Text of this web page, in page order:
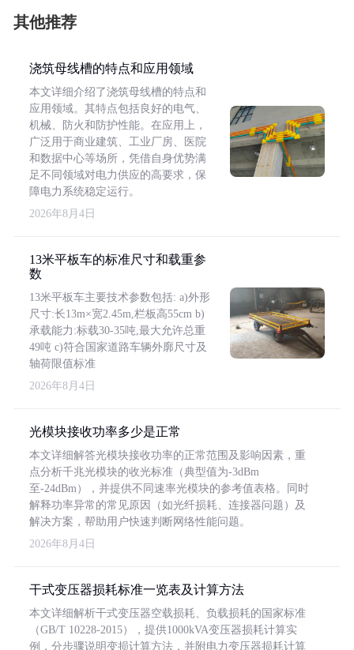
其他推荐
浇筑母线槽的特点和应用领域
本文详细介绍了浇筑母线槽的特点和
应用领域。其特点包括良好的电气、
机械、防火和防护性能。在应用上，
广泛用于商业建筑、工业厂房、医院
和数据中心等场所，凭借自身优势满
足不同领域对电力供应的高要求，保
障电力系统稳定运行。
2026年8月4日
13米平板车的标准尺寸和载重参
数
13米平板车主要技术参数包括: a)外形
尺寸:长13m×宽2.45m,栏板高55cm b)
承载能力:标载30-35吨,最大允许总重
49吨 c)符合国家道路车辆外廓尺寸及
轴荷限值标准
2026年8月4日
光模块接收功率多少是正常
本文详细解答光模块接收功率的正常范围及影响因素，重
点分析千兆光模块的收光标准（典型值为-3dBm
至-24dBm），并提供不同速率光模块的参考值表格。同时
解释功率异常的常见原因（如光纤损耗、连接器问题）及
解决方案，帮助用户快速判断网络性能问题。
2026年8月4日
干式变压器损耗标准一览表及计算方法
本文详细解析干式变压器空载损耗、负载损耗的国家标准
（GB/T 10228-2015），提供1000kVA变压器损耗计算实
例，分步骤说明变损计算方法，并附电力变压器损耗计算